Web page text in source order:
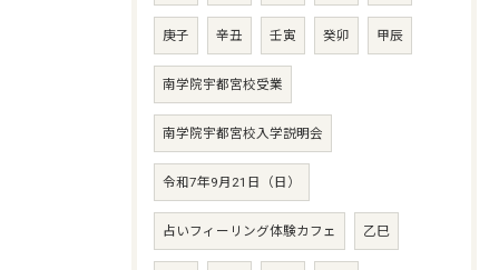
庚子 辛丑 壬寅 癸卯 甲辰
南学院宇都宮校受業
南学院宇都宮校入学説明会
令和7年9月21日（日）
占いフィーリング体験カフェ 乙巳